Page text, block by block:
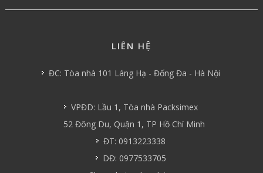
LIÊN HỆ
ĐC: Tòa nhà 101 Láng Hạ - Đống Đa - Hà Nội
VPĐD: Lầu 1, Tòa nhà Packsimex
52 Đông Du, Quận 1, TP Hồ Chí Minh
ĐT: 0913223338
DĐ: 0977533705